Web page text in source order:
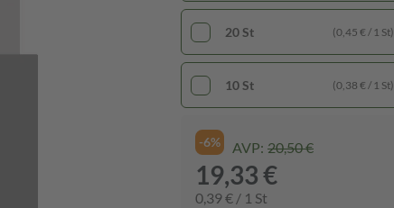
20 St (0,45 € / 1 St)
10 St (0,38 € / 1 St)
-6% AVP: 20,50 €
19,33 €
0,39 € / 1 St